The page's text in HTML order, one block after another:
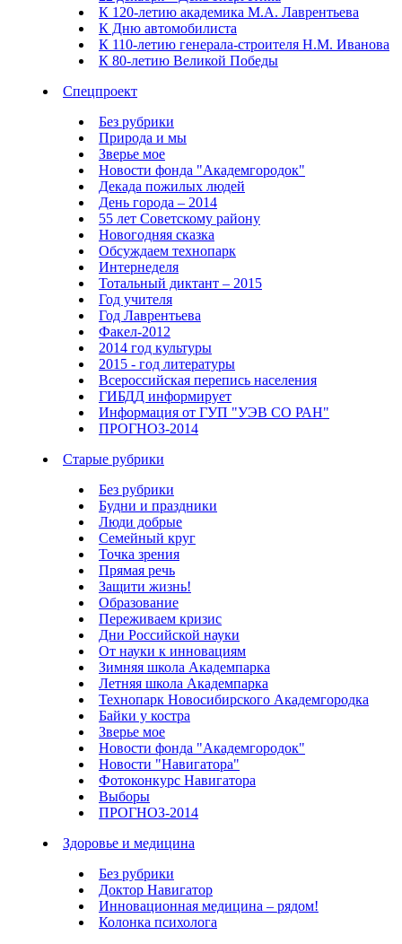
К 120-летию академика М.А. Лаврентьева
К Дню автомобилиста
К 110-летию генерала-строителя Н.М. Иванова
К 80-летию Великой Победы
Спецпроект
Без рубрики
Природа и мы
Зверье мое
Новости фонда "Академгородок"
Декада пожилых людей
День города – 2014
55 лет Советскому району
Новогодняя сказка
Обсуждаем технопарк
Интернеделя
Тотальный диктант – 2015
Год учителя
Год Лаврентьева
Факел-2012
2014 год культуры
2015 - год литературы
Всероссийская перепись населения
ГИБДД информирует
Информация от ГУП "УЭВ СО РАН"
ПРОГНОЗ-2014
Старые рубрики
Без рубрики
Будни и праздники
Люди добрые
Семейный круг
Точка зрения
Прямая речь
Защити жизнь!
Образование
Переживаем кризис
Дни Российской науки
От науки к инновациям
Зимняя школа Академпарка
Летняя школа Академпарка
Технопарк Новосибирского Академгородка
Байки у костра
Зверье мое
Новости фонда "Академгородок"
Новости "Навигатора"
Фотоконкурс Навигатора
Выборы
ПРОГНОЗ-2014
Здоровье и медицина
Без рубрики
Доктор Навигатор
Инновационная медицина – рядом!
Колонка психолога